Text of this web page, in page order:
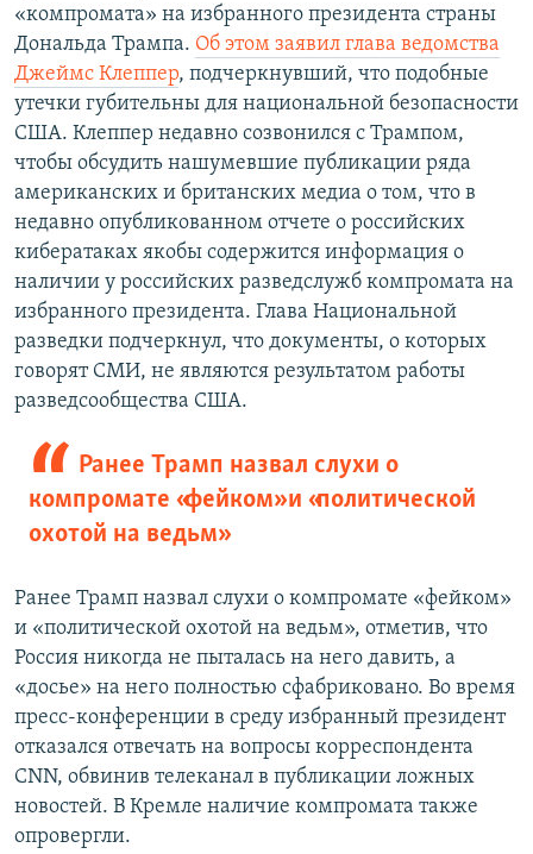
«компромата» на избранного президента страны
Дональда Трампа. Об этом заявил глава ведомства
Джеймс Клеппер, подчеркнувший, что подобные
утечки губительны для национальной безопасности
США. Клеппер недавно созвонился с Трампом,
чтобы обсудить нашумевшие публикации ряда
американских и британских медиа о том, что в
недавно опубликованном отчете о российских
кибератаках якобы содержится информация о
наличии у российских разведслужб компромата на
избранного президента. Глава Национальной
разведки подчеркнул, что документы, о которых
говорят СМИ, не являются результатом работы
разведсообщества США.
Ранее Трамп назвал слухи о
компромате «фейком» и «политической
охотой на ведьм»
Ранее Трамп назвал слухи о компромате «фейком»
и «политической охотой на ведьм», отметив, что
Россия никогда не пыталась на него давить, а
«досье» на него полностью сфабриковано. Во время
пресс-конференции в среду избранный президент
отказался отвечать на вопросы корреспондента
CNN, обвинив телеканал в публикации ложных
новостей. В Кремле наличие компромата также
опровергли.